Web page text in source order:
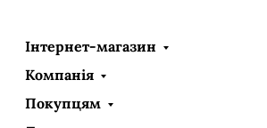
Інтернет-магазин
Компанія
Покупцям